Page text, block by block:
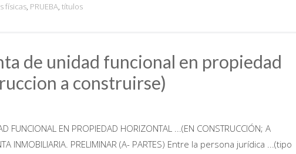
físicas, PRUEBA, títulos
de unidad funcional en propiedad
a construirse)
FUNCIONAL EN PROPIEDAD HORIZONTAL ...(EN CONSTRUCCIÓN; A
INMOBILIARIA. PRELIMINAR (A- PARTES) Entre la persona jurídica ...(tipo